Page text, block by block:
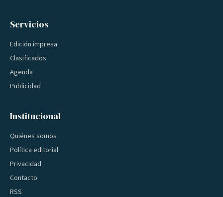
Servicios
Edición impresa
Clasificados
Agenda
Publicidad
Institucional
Quiénes somos
Política editorial
Privacidad
Contacto
RSS